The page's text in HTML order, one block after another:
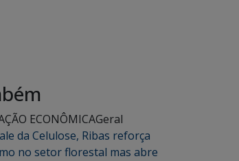
ECONÔMICAGeral
da Celulose, Ribas reforça
no setor florestal mas abre